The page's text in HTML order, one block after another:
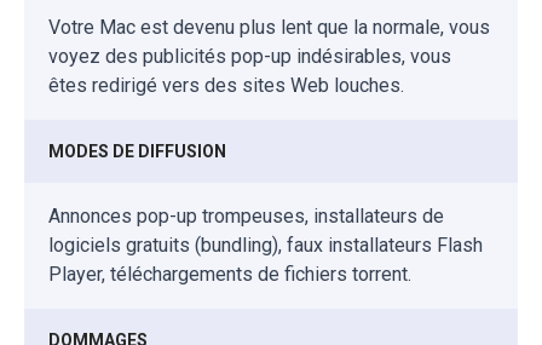
Votre Mac est devenu plus lent que la normale, vous
voyez des publicités pop-up indésirables, vous
êtes redirigé vers des sites Web louches.
MODES DE DIFFUSION
Annonces pop-up trompeuses, installateurs de
logiciels gratuits (bundling), faux installateurs Flash
Player, téléchargements de fichiers torrent.
DOMMAGES